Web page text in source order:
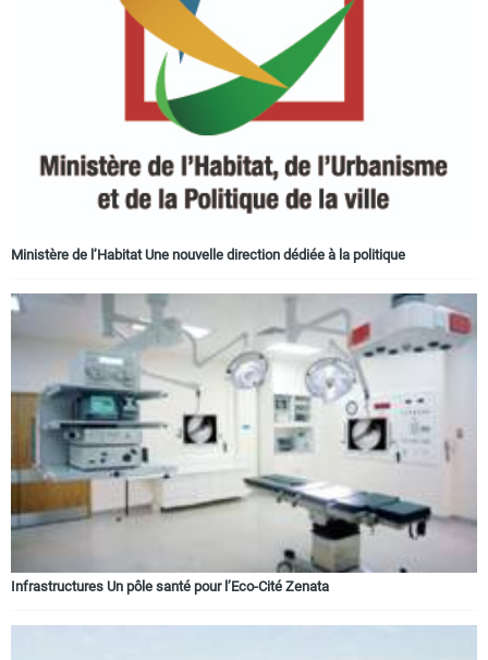
Ministère de l’Habitat Une nouvelle direction dédiée à la politique
Infrastructures Un pôle santé pour l’Eco-Cité Zenata